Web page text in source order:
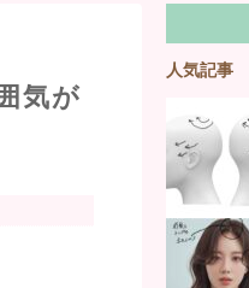
気が
人気記事